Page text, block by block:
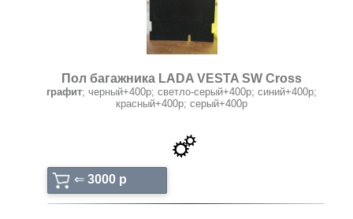
Пол багажника LADA VESTA SW Cross
графит; черный+400р; светло-серый+400р; синий+400р;
красный+400р; серый+400р
⇐ 3000 p